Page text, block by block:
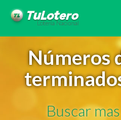
Números
Buscar